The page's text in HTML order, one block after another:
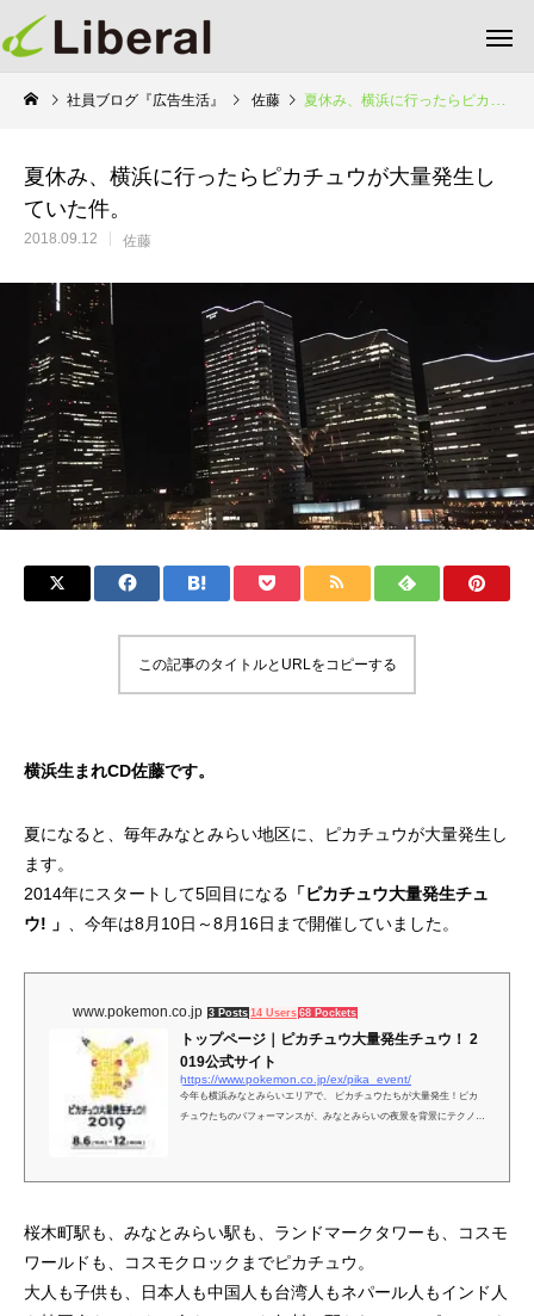
社員ブログ『広告生活』 佐藤 夏休み、横浜に行ったらピカチュウが大量発生していた件。
夏休み、横浜に行ったらピカチュウが大量発生し
ていた件。
2018.09.12 佐藤
この記事のタイトルとURLをコピーする
横浜生まれCD佐藤です。
夏になると、毎年みなとみらい地区に、ピカチュウが大量発生し
ます。
2014年にスタートして5回目になる 「ピカチュウ大量発生チュ
ウ! 」
、今年は8月10日～8月16日まで開催していました。
www.pokemon.co.jp 3 Posts 14 Users 68 Pockets
トップページ｜ピカチュウ大量発生チュウ！ 2
019公式サイト
https://www.pokemon.co.jp/ex/pika_event/
今年も横浜みなとみらいエリアで、 ピカチュウたちが大量発生！ピカ
チュウたちのパフォーマンスが、みなとみらいの夜景を背景にテクノロ
桜木町駅も、みなとみらい駅も、ランドマークタワーも、コスモ
ワールドも、コスモクロックまでピカチュウ。
大人も子供も、日本人も中国人も台湾人もネパール人もインド人